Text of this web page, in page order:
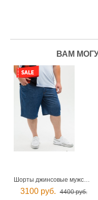
ВАМ
Шорты джинсовые мужские
3100 руб. 4400 руб.